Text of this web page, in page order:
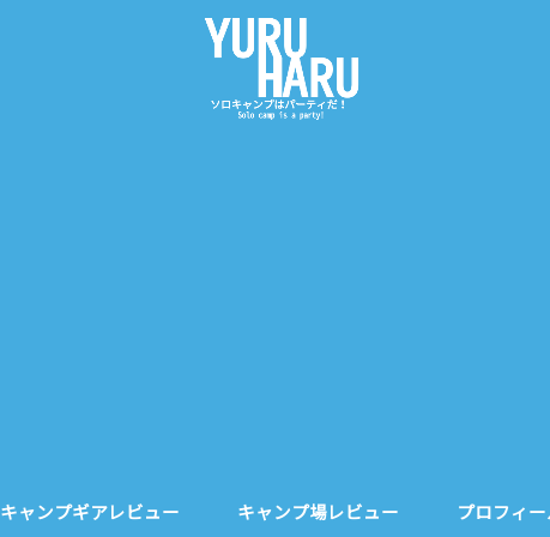
キャンプギアレビュー キャンプ場レビュー プロフィー